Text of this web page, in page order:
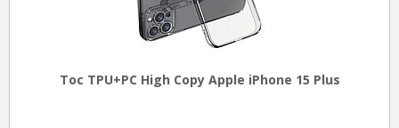
Toc TPU+PC High Copy Apple iPhone 15 Plus